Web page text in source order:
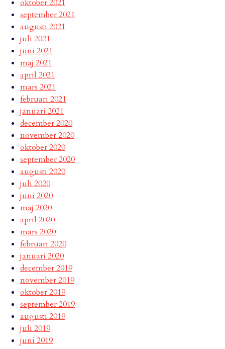
oktober 2021
september 2021
augusti 2021
juli 2021
juni 2021
maj 2021
april 2021
mars 2021
februari 2021
januari 2021
december 2020
november 2020
oktober 2020
september 2020
augusti 2020
juli 2020
juni 2020
maj 2020
april 2020
mars 2020
februari 2020
januari 2020
december 2019
november 2019
oktober 2019
september 2019
augusti 2019
juli 2019
juni 2019